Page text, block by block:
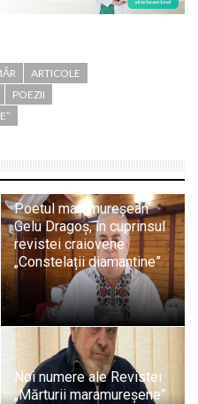
ARTICOLE
POEZII
Poetul maramureșean
Gelu Dragoș, în cuprinsul
revistei craiovene
„Constelații diamantine”
Noi numere ale Revistei
„Mărturii maramureșene”